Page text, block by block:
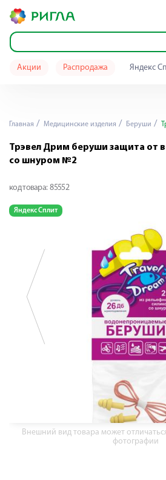
Акции Распродажа Яндекс
Главная Медицинские изделия Беруши
Трэвел Дрим беруши защита от
со шнуром №2
код товара: 85552
Яндекс Сплит
Внешний вид товара может
фотографии